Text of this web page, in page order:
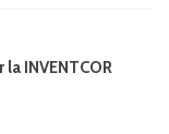
INVENTCOR